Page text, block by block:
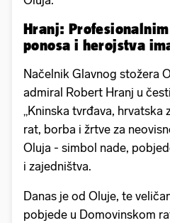
Hranj:
ponosa i herojstva
Načelnik Glavnog stožera
admiral Robert Hranj u
„Kninska tvrđava, hrvatska
rat, borba i žrtve za
Oluja - simbol nade,
i zajedništva.
Danas je od Oluje, te
pobjede u Domovinskom